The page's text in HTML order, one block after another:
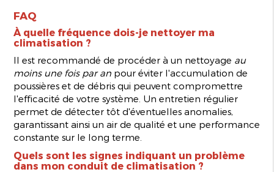
FAQ
À quelle fréquence dois-je nettoyer ma
climatisation ?
Il est recommandé de procéder à un nettoyage au
moins une fois par an pour éviter l'accumulation de
poussières et de débris qui peuvent compromettre
l'efficacité de votre système. Un entretien régulier
permet de détecter tôt d'éventuelles anomalies,
garantissant ainsi un air de qualité et une performance
constante sur le long terme.
Quels sont les signes indiquant un problème
dans mon conduit de climatisation ?